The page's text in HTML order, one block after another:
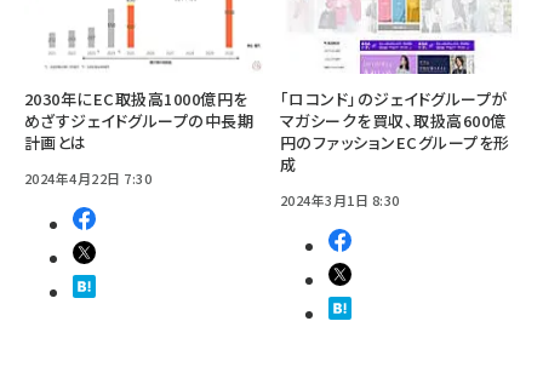
2030年にEC取扱高1000億円を
めざすジェイドグループの中長期
計画とは
2024年4月22日 7:30
「ロコンド」のジェイドグループが
マガシークを買収、取扱高600億
円のファッションECグループを形
成
2024年3月1日 8:30